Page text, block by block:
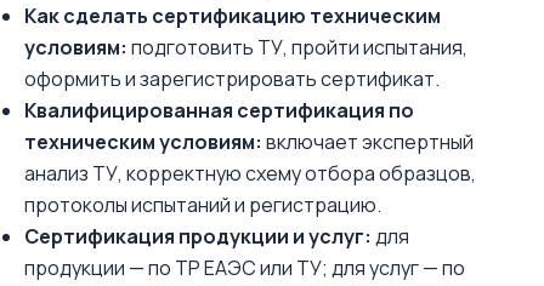
Как сделать сертификацию техническим
условиям: подготовить ТУ, пройти испытания,
оформить и зарегистрировать сертификат.
Квалифицированная сертификация по
техническим условиям: включает экспертный
анализ ТУ, корректную схему отбора образцов,
протоколы испытаний и регистрацию.
Сертификация продукции и услуг: для
продукции — по ТР ЕАЭС или ТУ; для услуг — по